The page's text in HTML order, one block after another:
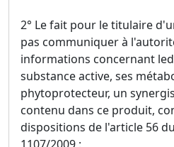
2° Le fait pour le titulaire
pas communiquer à
informations concernant
substance active, ses
phytoprotecteur, un
contenu dans ce produit,
dispositions de l'article 56